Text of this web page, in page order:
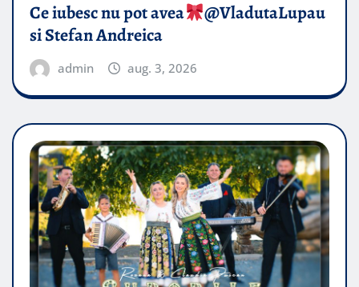
Ce iubesc nu pot avea
​@VladutaLupau
si Stefan Andreica
admin aug. 3, 2026